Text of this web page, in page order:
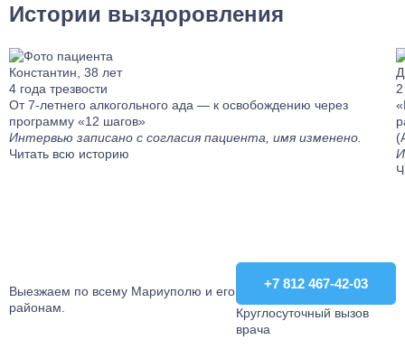
Истории выздоровления
Константин, 38 лет
4 года трезвости
От 7-летнего алкогольного ада — к освобождению через
программу «12 шагов»
Интервью записано с согласия пациента, имя изменено.
Читать всю историю
Выезжаем по всему Мариуполю и его
районам.
+7 812 467-42-03
+7 812 467-42-03
Круглосуточный вызов
врача